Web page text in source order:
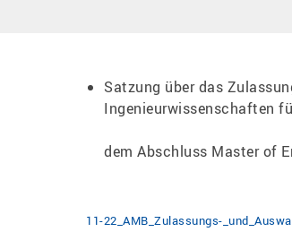
Satzung über das
Ingenieurwissenschaften
dem Abschluss Master of
11-22_AMB_Zulassungs-